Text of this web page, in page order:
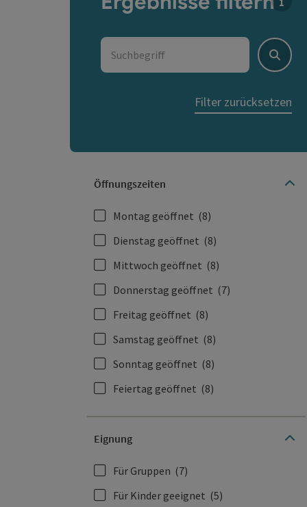
Für
Suchbegriff
Suchen
Filter zurücksetzen
Öffnungszeiten
Montag geöffnet (8)
Dienstag geöffnet (8)
Mittwoch geöffnet (8)
Donnerstag geöffnet (7)
Freitag geöffnet (8)
Samstag geöffnet (8)
Sonntag geöffnet (8)
Feiertag geöffnet (8)
Eignung
Für Gruppen (7)
Für Kinder geeignet (5)